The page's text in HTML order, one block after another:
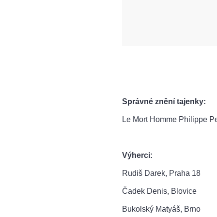
Správné znění tajenky:
Le Mort Homme Philippe
Výherci:
Rudiš Darek, Praha 18
Čadek Denis, Blovice
Bukolský Matyáš, Brno